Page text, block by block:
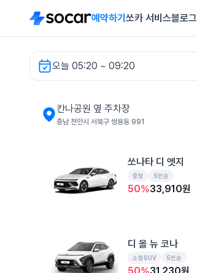
예약하기 쏘카 서비스블로그
오늘 05:20 ~ 09:20
칸나공원 옆 주차장 렌터카
칸나공원 옆 주차장
충남 천안시 서북구 쌍용동 991
쏘나타 디 엣지
중형 5인승
50%33,910원
디 올 뉴 코나
소형SUV 5인승